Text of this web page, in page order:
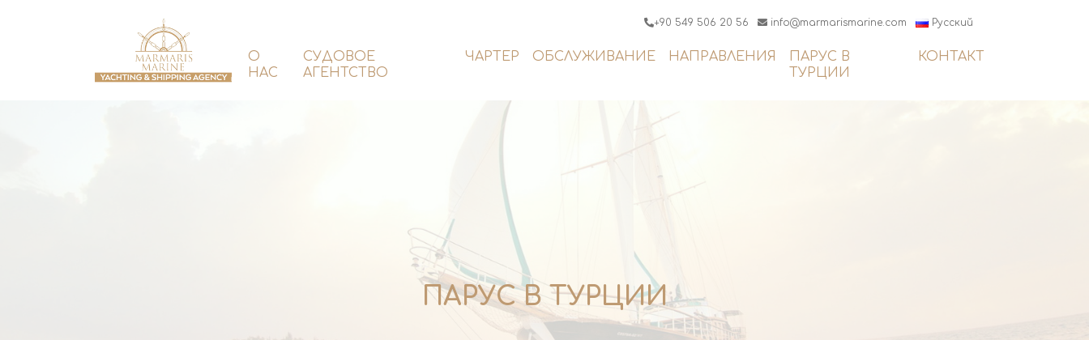
+90 549 506 20 56 info@marmarismarine.com Русский
О
НАС
СУДОВОЕ
АГЕНТСТВО
ЧАРТЕР ОБСЛУЖИВАНИЕ НАПРАВЛЕНИЯ
ПАРУС В
ТУРЦИИ
КОНТАКТ
ПАРУС В ТУРЦИИ